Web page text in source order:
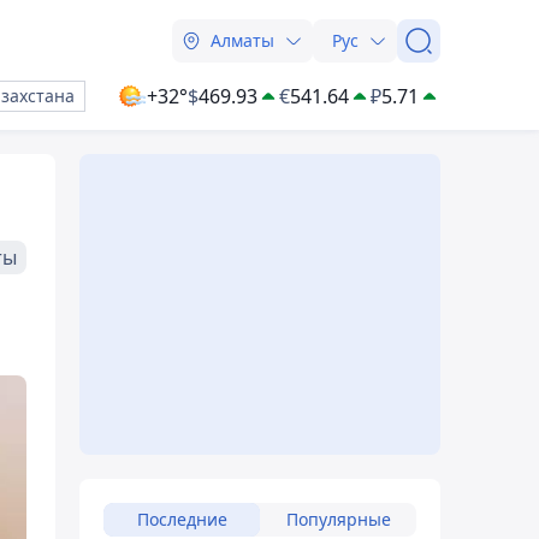
Алматы Рус
+32°$469.93 €541.64 ₽5.71
Последние Популярные